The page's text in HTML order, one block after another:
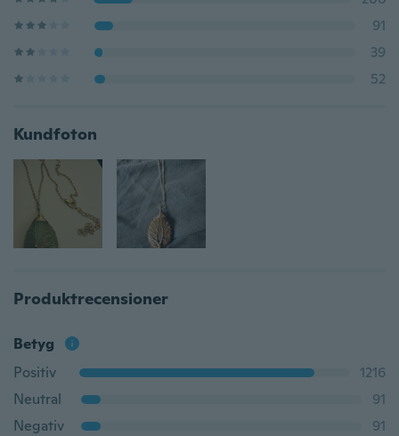
91
39
52
Kundfoton
Produktrecensioner
Betyg
Positiv
1216
Neutral
91
Negativ
91